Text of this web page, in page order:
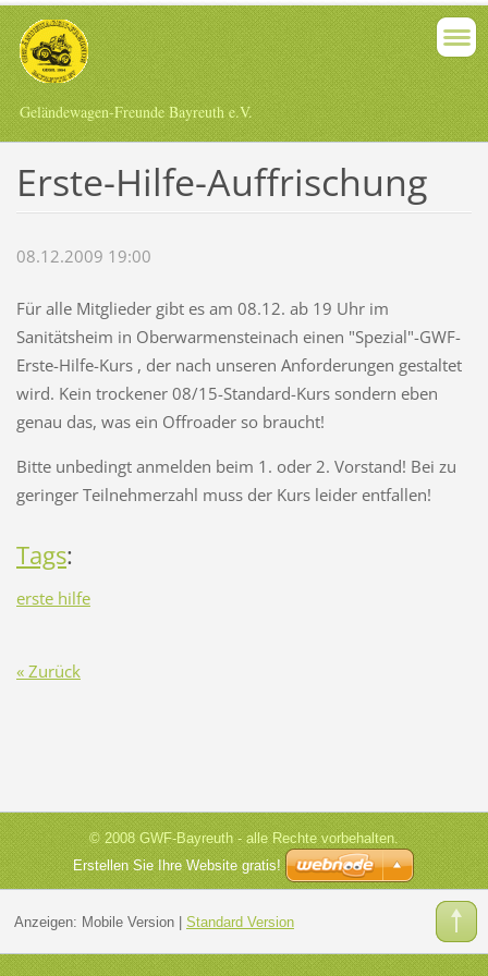
Geländewagen-Freunde Bayreuth e.V.
Erste-Hilfe-Auffrischung
08.12.2009 19:00
Für alle Mitglieder gibt es am 08.12. ab 19 Uhr im
Sanitätsheim in Oberwarmensteinach einen "Spezial"-GWF-
Erste-Hilfe-Kurs , der nach unseren Anforderungen gestaltet
wird. Kein trockener 08/15-Standard-Kurs sondern eben
genau das, was ein Offroader so braucht!
Bitte unbedingt anmelden beim 1. oder 2. Vorstand! Bei zu
geringer Teilnehmerzahl muss der Kurs leider entfallen!
Tags:
erste hilfe
« Zurück
© 2008 GWF-Bayreuth - alle Rechte vorbehalten.
Erstellen Sie Ihre Website gratis!
Anzeigen: Mobile Version| Standard Version